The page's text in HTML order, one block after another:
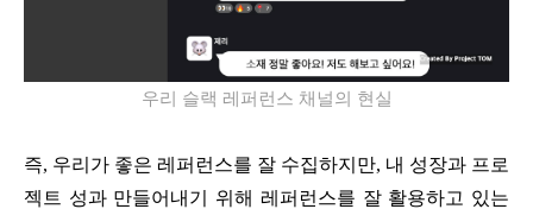
우리 슬랙 레퍼런스 채널의 현실
즉, 우리가 좋은 레퍼런스를 잘 수집하지만, 내 성장과 프로
젝트 성과 만들어내기 위해 레퍼런스를 잘 활용하고 있는